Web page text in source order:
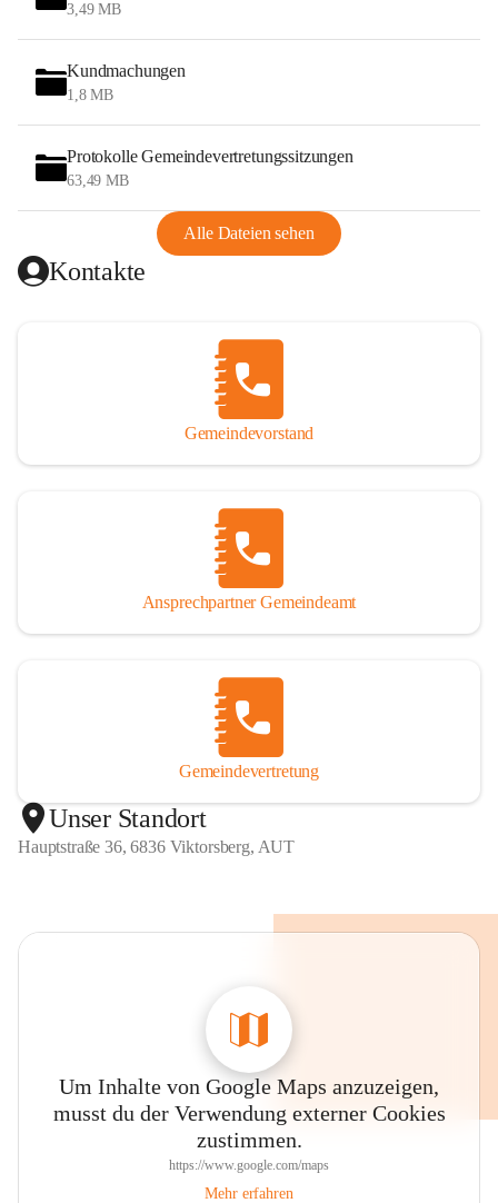
3,49 MB
Kundmachungen
1,8 MB
Protokolle Gemeindevertretungssitzungen
63,49 MB
Alle Dateien sehen
Kontakte
Gemeindevorstand
Ansprechpartner Gemeindeamt
Gemeindevertretung
Unser Standort
Hauptstraße 36, 6836 Viktorsberg, AUT
Um Inhalte von Google Maps anzuzeigen,
musst du der Verwendung externer Cookies
zustimmen.
https://www.google.com/maps
Mehr erfahren